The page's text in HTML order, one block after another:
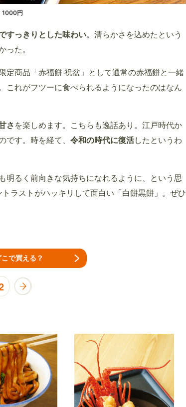
1000円
すっきりとした味わい。清らかさを込めたという
った。
定商品「赤福餅 祝盆」として通常の赤福餅と一緒
これがフツーに食べられるようになったのはなん
さ を楽しめます。こちらも逸話あり。江戸時代か
です。時を経て、 令和の時代に復活したというわ
明るく前向きな気持ちになれるように、という思
ラストがハッキリして面白い「白餅黒餅」。ぜひ
で買える？